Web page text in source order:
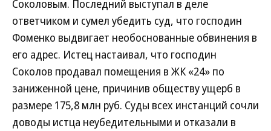
Соколовым. Последний выступал в деле
ответчиком и сумел убедить суд, что господин
Фоменко выдвигает необоснованные обвинения в
его адрес. Истец настаивал, что господин
Соколов продавал помещения в ЖК «24» по
заниженной цене, причинив обществу ущерб в
размере 175,8 млн руб. Суды всех инстанций сочли
доводы истца неубедительными и отказали в